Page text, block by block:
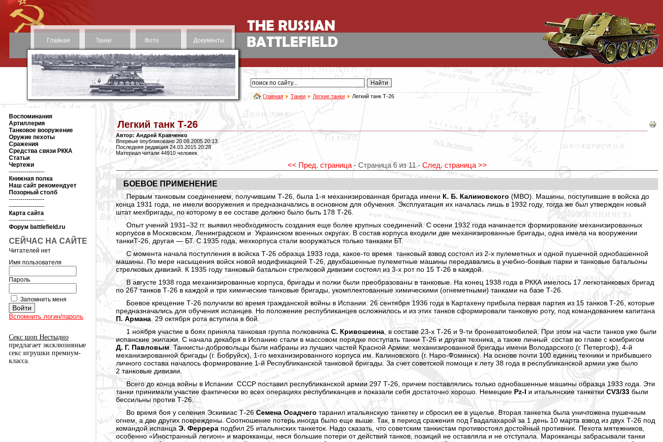
Главная Танки Фото Документы
Главная Танки Легкие танки Легкий танк Т-26
Воспоминания
Артиллерия
Танковое вооружение
Оружие пехоты
Сражения
Средства связи РККА
Статьи
Чертежи
------------------
Книжная полка
Наш сайт рекомендует
Позорный столб
------------------
------------------
Карта сайта
------------------
Форум battlefield.ru
СЕЙЧАС НА САЙТЕ
Читателей нет
Имя пользователя
Пароль
Запомнить меня
Вспомнить логин/пароль
Секс шоп Нестыдно
предлагает эксклюзивные
секс игрушки премиум-
класса.
Легкий танк Т-26
Автор: Андрей Кравченко
Впервые опубликовано 20.09.2005 20:13
Последняя редакция 24.03.2015 20:28
Материал читали 44910 человек
<< Пред. страница- Страница 6 из 11 - След. страница >>
БОЕВОЕ ПРИМЕНЕНИЕ
Первым танковым соединением, получившим Т-26, была 1-я механизированная бригада имени К. Б. Калиновского (МВО). Машины, поступившие в войска до
конца 1931 года, не имели вооружения и предназначались в основном для обучения. Эксплуатация их началась лишь в 1932 году, тогда же был утвержден новый
штат мехбригады, по которому в ее составе должно было быть 178 Т-26.
Опыт учений 1931–32 гг. выявил необходимость создания еще более крупных соединений. С осени 1932 года начинается формирование механизированных
корпусов в Московском, Ленинградском и Украинском военных округах. В состав корпуса входили две механизированные бригады, одна имела на вооружении
танкиТ-26, другая — БТ. С 1935 года, мехкорпуса стали вооружаться только танками БТ.
С момента начала поступления в войска Т-26 образца 1933 года, какое-то время танковый взвод состоял из 2-х пулеметных и одной пушечной однобашенной
машины. По мере насыщения войск новой модификацией Т-26, двухбашенные пулеметные машины передавались в учебно-боевые парки и танковые батальоны
стрелковых дивизий. К 1935 году танковый батальон стрелковой дивизии состоял из 3-х рот по 15 Т-26 в каждой.
В августе 1938 года механизированные корпуса, бригады и полки были преобразованы в танковые. На конец 1938 года в РККА имелось 17 легкотанковых бригад
по 267 танков Т-26 в каждой и три химические танковые бригады, укомплектованные химическими (огнеметными) танками на базе Т-26.
Боевое крещение Т-26 получили во время гражданской войны в Испании. 26 сентября 1936 года в Картахену прибыла первая партия из 15 танков Т-26, которые
предназначались для обучения испанцев. Но положение республиканцев осложнилось и из этих танков сформировали танковую роту, под командованием капитана
П. Армана . 29 октября рота вступила в бой.
1 ноября участие в боях приняла танковая группа полковника С. Кривошеина , в составе 23-х Т-26 и 9-ти бронеавтомобилей. При этом на части танков уже были
испанские экипажи. С начала декабря в Испанию стали в массовом порядке поступать танки Т-26 и другая техника, а также личный состав во главе с комбригом
Д. Г. Павловым . Танкисты-добровольцы были набраны из лучших частей Красной Армии: механизированной бригады имени Володарского (г. Петергоф), 4-й
механизированной бригады (г. Бобруйск), 1-го механизированного корпуса им. Калиновского (г. Наро-Фоминск).
На основе почти 100 единиц техники и прибывшего
личного состава началось формирование 1-й Республиканской танковой бригады. За счет советской помощи к лету 38 года в республиканской армии уже было
2 танковые дивизии.
Всего до конца войны в Испании СССР поставил республиканской армии 297 Т-26, причем поставлялись только однобашенные машины образца 1933 года. Эти
танки принимали участие фактически во всех операциях республиканцев и показали себя достаточно хорошо. Немецкие Pz-I и итальянские танкетки CV3/33 были
бессильны против Т-26.
Во время боя у селения Эскивиас Т-26 Семена Осадчего таранил итальянскую танкетку и сбросил ее в ущелье. Вторая танкетка была уничтожена пушечным
огнем, а две других повреждены. Соотношение потерь иногда было еще выше. Так, в период сражения под Гвадалахарой за 1 день 10 марта взвод из двух Т-26 под
командой испанца Э. Феррера подбил 25 итальянских танкеток. Надо сказать, что советским танкистам противостоял достойный противник. Пехота мятежников,
особенно «Иностранный легион» и марокканцы, неся большие потери от действий танков, позиций не оставляла и не отступала. Марокканцы забрасывали танки